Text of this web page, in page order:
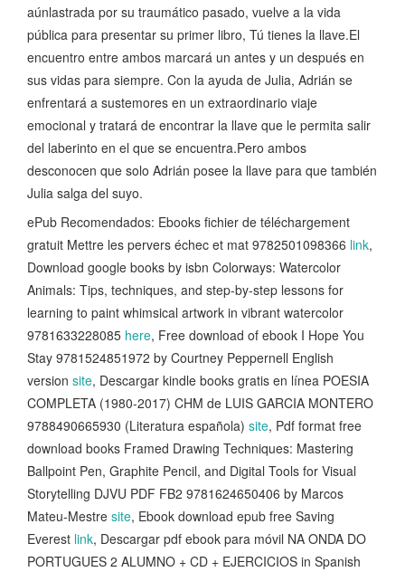
aúnlastrada por su traumático pasado, vuelve a la vida
pública para presentar su primer libro, Tú tienes la llave.El
encuentro entre ambos marcará un antes y un después en
sus vidas para siempre. Con la ayuda de Julia, Adrián se
enfrentará a sustemores en un extraordinario viaje
emocional y tratará de encontrar la llave que le permita salir
del laberinto en el que se encuentra.Pero ambos
desconocen que solo Adrián posee la llave para que también
Julia salga del suyo.
ePub Recomendados: Ebooks fichier de téléchargement
gratuit Mettre les pervers échec et mat 9782501098366 link,
Download google books by isbn Colorways: Watercolor
Animals: Tips, techniques, and step-by-step lessons for
learning to paint whimsical artwork in vibrant watercolor
9781633228085 here, Free download of ebook I Hope You
Stay 9781524851972 by Courtney Peppernell English
version site, Descargar kindle books gratis en línea POESIA
COMPLETA (1980-2017) CHM de LUIS GARCIA MONTERO
9788490665930 (Literatura española) site, Pdf format free
download books Framed Drawing Techniques: Mastering
Ballpoint Pen, Graphite Pencil, and Digital Tools for Visual
Storytelling DJVU PDF FB2 9781624650406 by Marcos
Mateu-Mestre site, Ebook download epub free Saving
Everest link, Descargar pdf ebook para móvil NA ONDA DO
PORTUGUES 2 ALUMNO + CD + EJERCICIOS in Spanish